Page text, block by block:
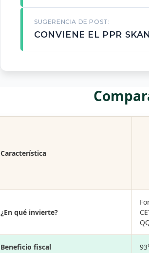
SUGERENCIA DE POST:
CONVIENE EL PPR
Característica
¿En qué invierte?
Beneficio fiscal